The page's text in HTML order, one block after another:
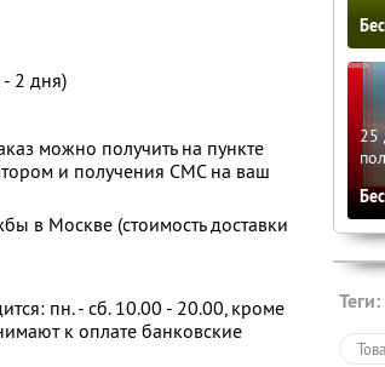
2 дня)
можно получить на пункте
и получения СМС на ваш
в Москве (стоимость доставки
пн. - сб. 10.00 - 20.00, кроме
к оплате банковские
25
Теги: